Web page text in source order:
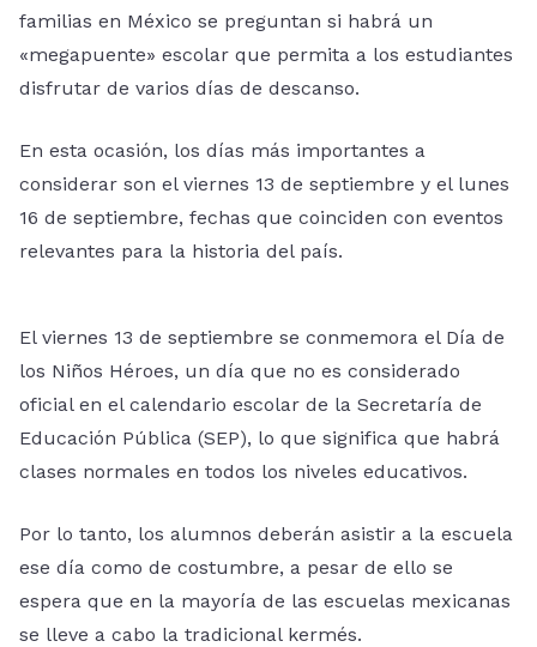
familias en México se preguntan si habrá un
«megapuente» escolar que permita a los estudiantes
disfrutar de varios días de descanso.
En esta ocasión, los días más importantes a
considerar son el viernes 13 de septiembre y el lunes
16 de septiembre, fechas que coinciden con eventos
relevantes para la historia del país.
El viernes 13 de septiembre se conmemora el Día de
los Niños Héroes, un día que no es considerado
oficial en el calendario escolar de la Secretaría de
Educación Pública (SEP), lo que significa que habrá
clases normales en todos los niveles educativos.
Por lo tanto, los alumnos deberán asistir a la escuela
ese día como de costumbre, a pesar de ello se
espera que en la mayoría de las escuelas mexicanas
se lleve a cabo la tradicional kermés.